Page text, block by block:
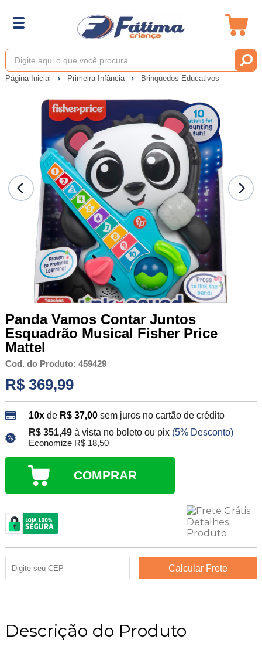
Página Inicial Primeira Infância Brinquedos Educativos
Panda Vamos Contar Juntos
Esquadrão Musical Fisher Price
Mattel
Cod. do Produto: 459429
R$ 369,99
10xde R$ 37,00 sem juros no cartão de crédito
R$ 351,49 à vista no boleto ou pix (5% Desconto)
Economize R$ 18,50
COMPRAR
Descrição do Produto